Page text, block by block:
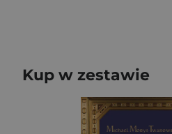
Kup w zestawie